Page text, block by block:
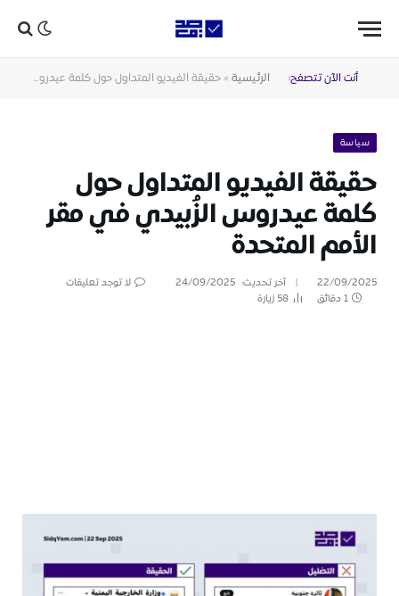
أنت الآن تتصفح: الرئيسية » حقيقة الفيديو المتداول حول كلمة عيدروس الزُبيدي في مقر الأمم المتحدة
سياسة
حقيقة الفيديو المتداول حول
كلمة عيدروس الزُبيدي في مقر
الأمم المتحدة
22/09/2025 آخر تحديث: 24/09/2025
لا توجد تعليقات
1 دقائق
58زيارة